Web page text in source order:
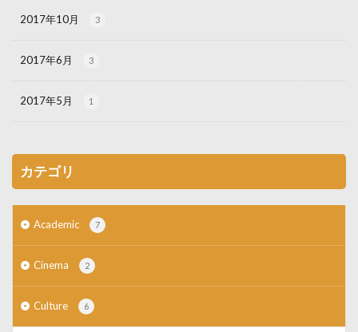
2017年10月 3
2017年6月 3
2017年5月 1
カテゴリ
Academic 7
Cinema 2
Culture 6